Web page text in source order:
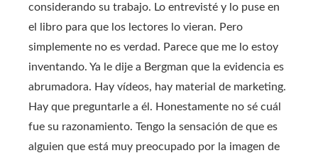
considerando su trabajo. Lo entrevisté y lo puse en
el libro para que los lectores lo vieran. Pero
simplemente no es verdad. Parece que me lo estoy
inventando. Ya le dije a Bergman que la evidencia es
abrumadora. Hay vídeos, hay material de marketing.
Hay que preguntarle a él. Honestamente no sé cuál
fue su razonamiento. Tengo la sensación de que es
alguien que está muy preocupado por la imagen de